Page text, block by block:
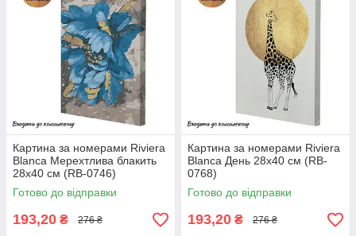
Картина за номерами Riviera
Blanca Мерехтлива блакить
28x40 см (RB-0746)
Готово до відправки
193,20 ₴ 276 ₴
Картина за номерами Riviera
Blanca День 28x40 см (RB-
0768)
Готово до відправки
193,20 ₴ 276 ₴